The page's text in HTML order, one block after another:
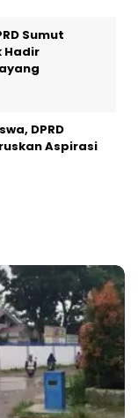
Sumut
Hadir
DPRD
Aspirasi